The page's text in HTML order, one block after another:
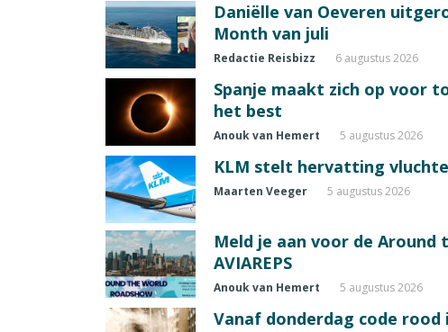
Daniëlle van Oeveren
Month van juli
Redactie Reisbizz 6 augustus 2026
Spanje maakt zich op voor
het best
Anouk van Hemert 5 augustus 2026
KLM stelt hervatting
Maarten Veeger 5 augustus 2026
Meld je aan voor de Around
AVIAREPS
Anouk van Hemert 5 augustus 2026
Vanaf donderdag code